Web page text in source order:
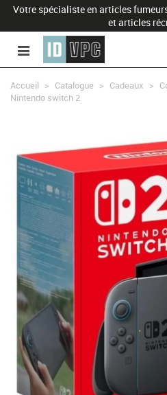
Votre spécialiste en articles
et articles
Accueil > Catalogue > Cadeaux >
Nintendo switch 2